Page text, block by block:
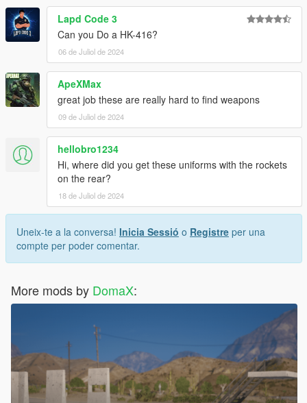
Lapd Code 3
Can you Do a HK-416?
06 de Juliol de 2024
ApeXMax
great job these are really hard to find weapons
09 de Juliol de 2024
hellobro1234
Hi, where did you get these uniforms with the rockets
on the rear?
18 de Juliol de 2024
Uneix-te a la conversa! Inicia Sessió o Registre per una
compte per poder comentar.
More mods by DomaX: